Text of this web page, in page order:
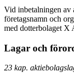
Vid inbetalningen av
företagsnamn och
med dotterbolaget X
Lagar och
23 kap.